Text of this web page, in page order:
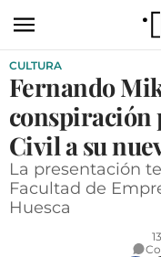
ACTUALIDAD
ECONOMÍA
TECNOLOGÍA
TURISMO
AGROALIMENTACIÓN
CULTURA
Fernando
conspiración
Civil a su
La presentación
Facultad de
Huesca